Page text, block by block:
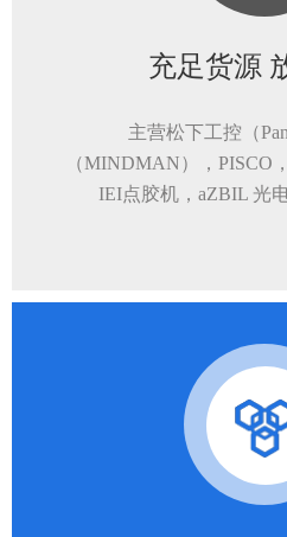
充足货源
主营松下工控（
（MINDMAN），PISCO
IEI点胶机，aZBIL 光